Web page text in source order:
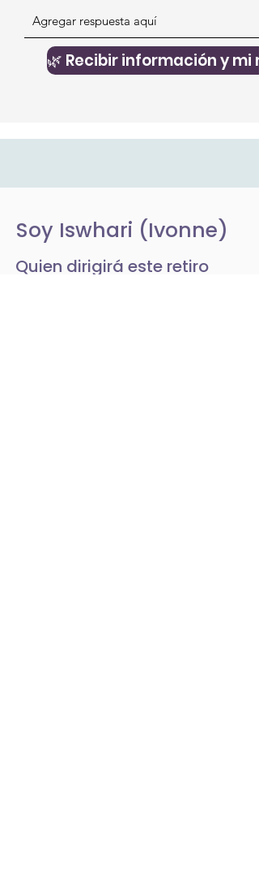
🌿 Recibir información y mi
Soy Iswhari (Ivonne)
Quien dirigirá este retiro